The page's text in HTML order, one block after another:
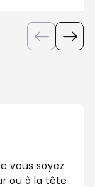
vous soyez
ou à la tête